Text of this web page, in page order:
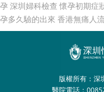
孕 深圳婦科檢查 懷孕初期症
孕多久驗的出來 香港無痛人
版權所有：深
醫院電話：